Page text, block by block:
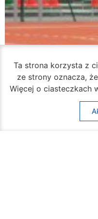
Ta strona korzysta z
ze strony oznacza,
Więcej o ciasteczkach